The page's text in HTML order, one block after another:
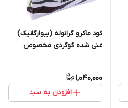
کود ماکرو گرانوله (بیوارگانیک)
غنی شده گوگردی مخصوص
1,040,000
افزودن به سبد